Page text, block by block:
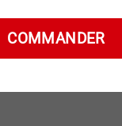
COMMANDER